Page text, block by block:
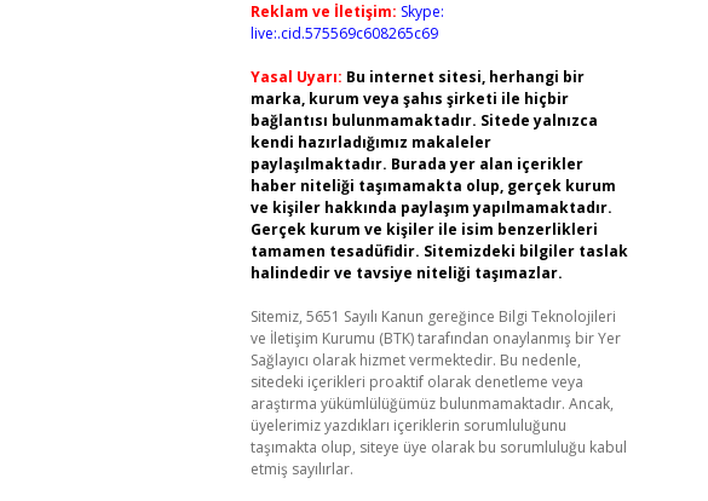
Reklam ve İletişim: Skype:
live:.cid.575569c608265c69
Yasal Uyarı: Bu internet sitesi, herhangi bir
marka, kurum veya şahıs şirketi ile hiçbir
bağlantısı bulunmamaktadır. Sitede yalnızca
kendi hazırladığımız makaleler
paylaşılmaktadır. Burada yer alan içerikler
haber niteliği taşımamakta olup, gerçek kurum
ve kişiler hakkında paylaşım yapılmamaktadır.
Gerçek kurum ve kişiler ile isim benzerlikleri
tamamen tesadüfidir. Sitemizdeki bilgiler taslak
halindedir ve tavsiye niteliği taşımazlar.
Sitemiz, 5651 Sayılı Kanun gereğince Bilgi Teknolojileri
ve İletişim Kurumu (BTK) tarafından onaylanmış bir Yer
Sağlayıcı olarak hizmet vermektedir. Bu nedenle,
sitedeki içerikleri proaktif olarak denetleme veya
araştırma yükümlülüğümüz bulunmamaktadır. Ancak,
üyelerimiz yazdıkları içeriklerin sorumluluğunu
taşımakta olup, siteye üye olarak bu sorumluluğu kabul
etmiş sayılırlar.